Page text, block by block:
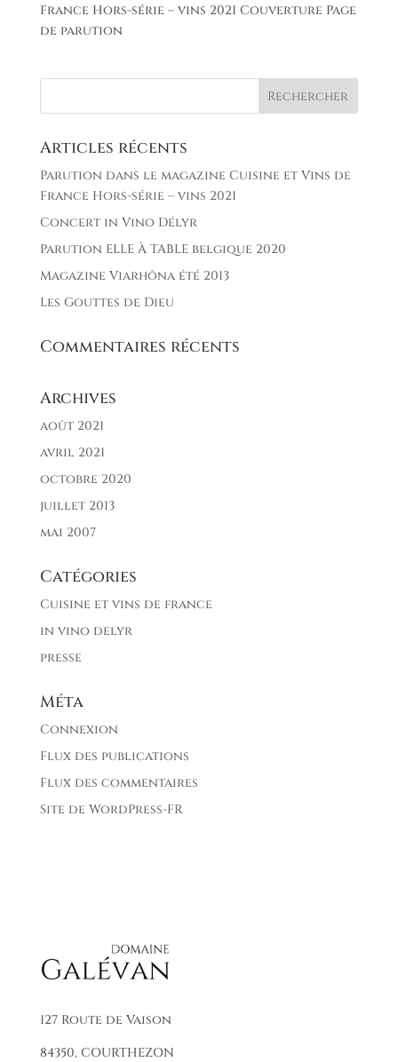
France Hors-série – vins 2021 Couverture Page
de parution
Articles récents
Parution dans le magazine Cuisine et Vins de
France Hors-série – vins 2021
Concert in Vino Délyr
Parution ELLE À TABLE belgique 2020
Magazine Viarhôna été 2013
Les Gouttes de Dieu
Commentaires récents
Archives
août 2021
avril 2021
octobre 2020
juillet 2013
mai 2007
Catégories
Cuisine et vins de france
in vino delyr
presse
Méta
Connexion
Flux des publications
Flux des commentaires
Site de WordPress-FR
127 Route de Vaison
84350, COURTHEZON